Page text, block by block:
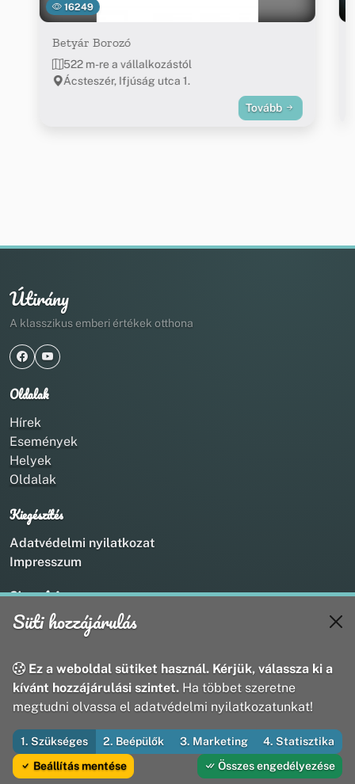
16249
Betyár Borozó
522 m-re a vállalkozástól
Ácsteszér, Ifjúság utca 1.
Tovább
Útirány
A klasszikus emberi értékek otthona
Oldalak
Hírek
Események
Helyek
Oldalak
Kiegészítés
Adatvédelmi nyilatkozat
Impresszum
Kapcsolat
+36 20 211 1888
webmaster@utirany.hu
8419 Csesznek, Vasút u.18.
© 2026 Útirány Webmédia Bt. — Minden jog fenntartva
Fejleszti és üzemelteti az Útirány
Süti hozzájárulás
Ez a weboldal sütiket használ. Kérjük, válassza ki a
kívánt hozzájárulási szintet. Ha többet szeretne
megtudni olvassa el adatvédelmi nyilatkozatunkat!
1. Szükséges 2. Beépülők 3. Marketing
4. Statisztika
Beállítás mentése
Összes engedélyezése